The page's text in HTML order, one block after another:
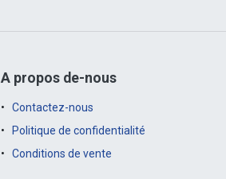
A propos de-nous
Contactez-nous
Politique de confidentialité
Conditions de vente